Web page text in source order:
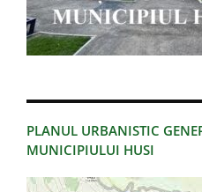
PLANUL URBANISTIC
MUNICIPIULUI HUSI